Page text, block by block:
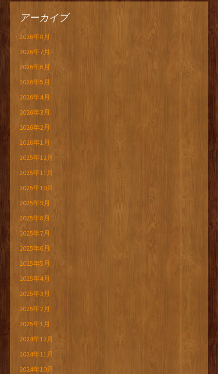
アーカイブ
2026年8月
2026年7月
2026年6月
2026年5月
2026年4月
2026年3月
2026年2月
2026年1月
2025年12月
2025年11月
2025年10月
2025年9月
2025年8月
2025年7月
2025年6月
2025年5月
2025年4月
2025年3月
2025年2月
2025年1月
2024年12月
2024年11月
2024年10月